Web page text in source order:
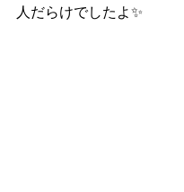
人だらけでしたよ✨